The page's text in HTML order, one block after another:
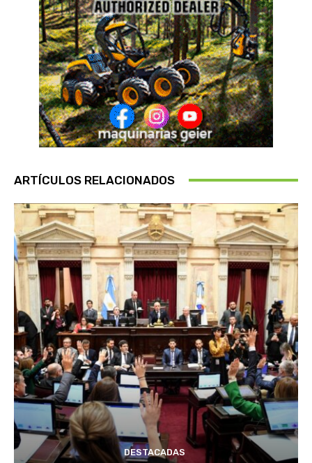
ARTÍCULOS RELACIONADOS
DESTACADAS